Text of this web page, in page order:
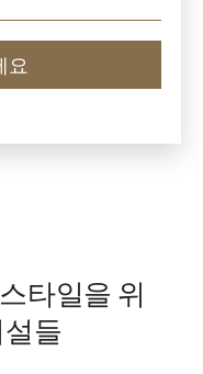
요
타일을 위
들